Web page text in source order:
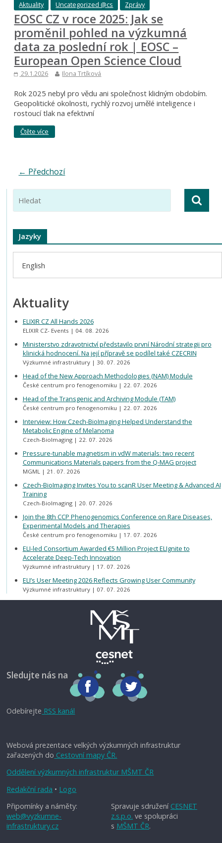
Aktuality Uncategorized @cs Zprávy
EOSC CZ v roce 2025: Jak se
proměnil pohled na výzkumná
data za poslední rok | EOSC –
European Open Science Cloud
29.1.2026 Ilona Trtíková
Rok 2025 nebyl pro vědu ani společnost klidným obdobím.
Geopolitické okolnosti, rychlý rozvoj umělé inteligence i
rostoucí tlak na efektivní
Čtěte více
← Předchozí
Jazyky
English
Aktuality
ELIXIR CZ All Hands 2026
ELIXIR CZ- Events 04. 08. 2026
Ministerstvo zdravotnictví představilo první Národní strategii pro
klinická hodnocení. Na její přípravě se podílel také CZECRIN
Výzkumné infrastruktury 30. 07. 2026
Head of the New Approach Methodologies (NAM) Module
České centrum pro fenogenomiku 22. 07. 2026
Head of the Transgenic and Archiving Module (TAM)
České centrum pro fenogenomiku 22. 07. 2026
Interview: How Czech-BioImaging Helped Understand the
Metabolic Engine of Melanoma
Czech-BioImaging 22. 07. 2026
Pressure-tunable magnetism in vdW materials: two recent
Communications Materials papers from the Q-MAG project
MGML 21. 07. 2026
Czech-BioImaging Invites You to scanR User Meeting & Advanced AI
Training
Czech-BioImaging 20. 07. 2026
Join the 8th CCP Phenogenomics Conference on Rare Diseases,
Experimental Models and Therapies
České centrum pro fenogenomiku 17. 07. 2026
ELI-led Consortium Awarded €5 Million Project ELIgnite to
Accelerate Deep-Tech Innovation
Výzkumné infrastruktury 17. 07. 2026
ELI’s User Meeting 2026 Reflects Growing User Community
Výzkumné infrastruktury 07. 07. 2026
Sledujte nás na
Odebírejte RSS kanál
Webová prezentace velkých výzkumných infrastruktur
zařazených do Cestovní mapy ČR.
Oddělení výzkumných infrastruktur MŠMT ČR
Redakční rada • Logo
Spravuje sdružení CESNET
z.s.p.o. ve spolupráci
s MŠMT ČR.
Připomínky a náměty:
web@vyzkumne-
infrastruktury.cz